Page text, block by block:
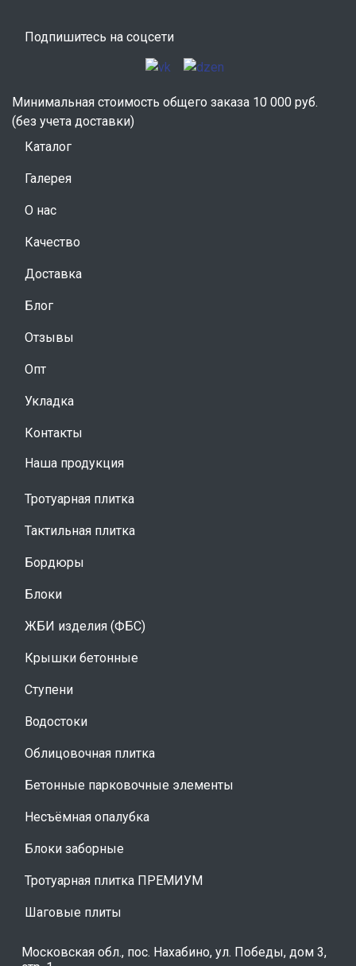
Подпишитесь на соцсети
Минимальная стоимость общего заказа 10 000 руб.
(без учета доставки)
Каталог
Галерея
О нас
Качество
Доставка
Блог
Отзывы
Опт
Укладка
Контакты
Наша продукция
Тротуарная плитка
Тактильная плитка
Бордюры
Блоки
ЖБИ изделия (ФБС)
Крышки бетонные
Ступени
Водостоки
Облицовочная плитка
Бетонные парковочные элементы
Несъёмная опалубка
Блоки заборные
Тротуарная плитка ПРЕМИУМ
Шаговые плиты
Московская обл., пос. Нахабино, ул. Победы, дом 3,